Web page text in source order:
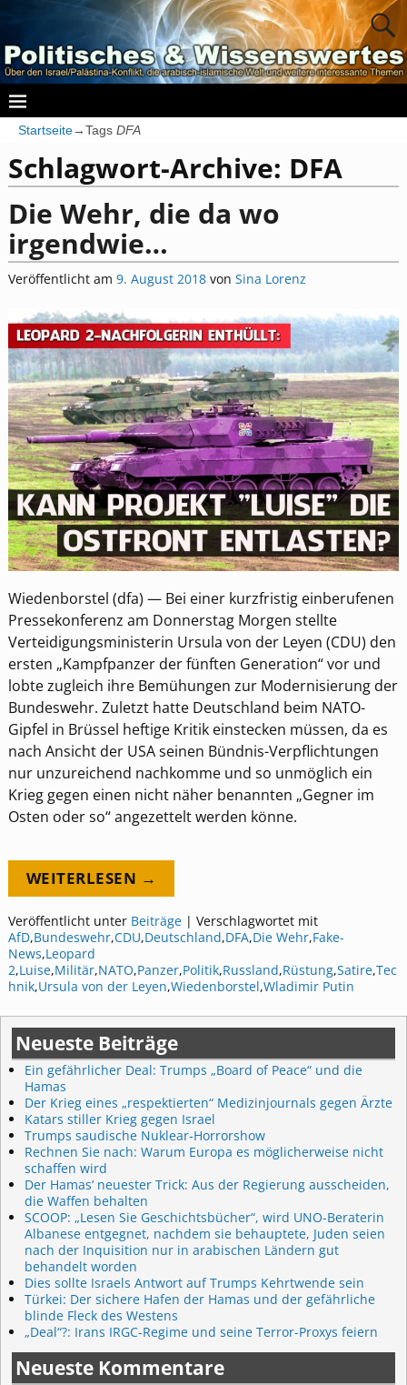
Startseite→Tags DFA
Schlagwort-Archive: DFA
Die Wehr, die da wo
irgendwie…
Veröffentlicht am 9. August 2018 von Sina Lorenz
Wiedenborstel (dfa) — Bei einer kurzfristig einberufenen
Pressekonferenz am Donnerstag Morgen stellte
Verteidigungsministerin Ursula von der Leyen (CDU) den
ersten „Kampfpanzer der fünften Generation“ vor und
lobte zugleich ihre Bemühungen zur Modernisierung der
Bundeswehr. Zuletzt hatte Deutschland beim NATO-
Gipfel in Brüssel heftige Kritik einstecken müssen, da es
nach Ansicht der USA seinen Bündnis-Verpflichtungen
nur unzureichend nachkomme und so unmöglich ein
Krieg gegen einen nicht näher benannten „Gegner im
Osten oder so“ angezettelt werden könne.
WEITERLESEN →
Veröffentlicht unter Beiträge| Verschlagwortet mit
AfD,Bundeswehr,CDU,Deutschland,DFA,Die Wehr,Fake-
News,Leopard
2,Luise,Militär,NATO,Panzer,Politik,Russland,Rüstung,Satire,Tec
hnik,Ursula von der Leyen,Wiedenborstel,Wladimir Putin
Neueste Beiträge
Ein gefährlicher Deal: Trumps „Board of Peace“ und die
Hamas
Der Krieg eines „respektierten“ Medizinjournals gegen Ärzte
Katars stiller Krieg gegen Israel
Trumps saudische Nuklear-Horrorshow
Rechnen Sie nach: Warum Europa es möglicherweise nicht
schaffen wird
Der Hamas‘ neuester Trick: Aus der Regierung ausscheiden,
die Waffen behalten
SCOOP: „Lesen Sie Geschichtsbücher“, wird UNO-Beraterin
Albanese entgegnet, nachdem sie behauptete, Juden seien
nach der Inquisition nur in arabischen Ländern gut
behandelt worden
Dies sollte Israels Antwort auf Trumps Kehrtwende sein
Türkei: Der sichere Hafen der Hamas und der gefährliche
blinde Fleck des Westens
„Deal“?: Irans IRGC-Regime und seine Terror-Proxys feiern
Neueste Kommentare